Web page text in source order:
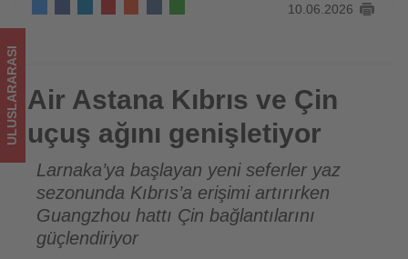
-
Tourexpi,
sizler
için
turizmde
olup
bitenleri
10.06.2026
Air Astana Kıbrıs ve Çin uçuş ağını genişletiyor
ULUSLARARASI Air Astana Kıbrıs ve Çin
uçuş ağını genişletiyor
Larnaka’ya başlayan yeni seferler yaz
sezonunda Kıbrıs’a erişimi artırırken
Guangzhou hattı Çin bağlantılarını
güçlendiriyor